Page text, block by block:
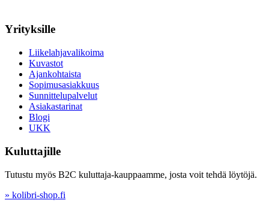
Yrityksille
Liikelahjavalikoima
Kuvastot
Ajankohtaista
Sopimusasiakkuus
Sunnittelupalvelut
Asiakastarinat
Blogi
UKK
Kuluttajille
Tutustu myös B2C kuluttaja-kauppaamme, josta voit tehdä löytöjä.
» kolibri-shop.fi